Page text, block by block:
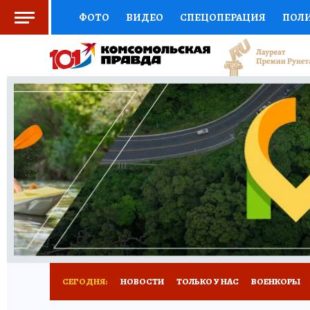
ФОТО ВИДЕО СПЕЦОПЕРАЦИЯ
СОЦПОДДЕРЖКА НАУКА СПОРТ
ВЫБОР ЭКСПЕРТОВ ДОКТОР
КНИЖНАЯ ПОЛКА ПРОГНОЗЫ НА СПОРТ
ПРЕСС-ЦЕНТР НЕДВИЖИМОСТЬ
РАДИО КП РЕКЛАМА ТЕСТЫ НОВОЕ
СЕГОДНЯ: НОВОСТИ ТОЛЬКО У НАС ВОЕНКОРЫ